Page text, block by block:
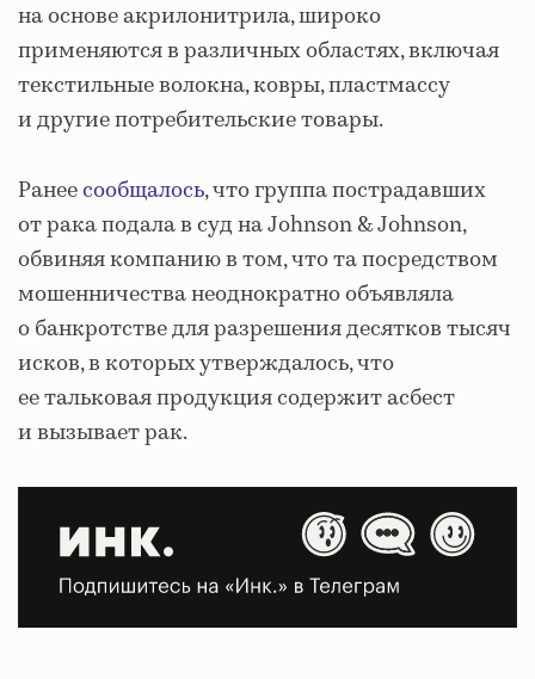
на основе акрилонитрила, широко
применяются в различных областях, включая
текстильные волокна, ковры, пластмассу
и другие потребительские товары.
Ранеесообщалось, что группа пострадавших
от рака подала в суд на Johnson & Johnson,
обвиняя компанию в том, что та посредством
мошенничества неоднократно объявляла
о банкротстве для разрешения десятков тысяч
исков, в которых утверждалось, что
ее тальковая продукция содержит асбест
и вызывает рак.